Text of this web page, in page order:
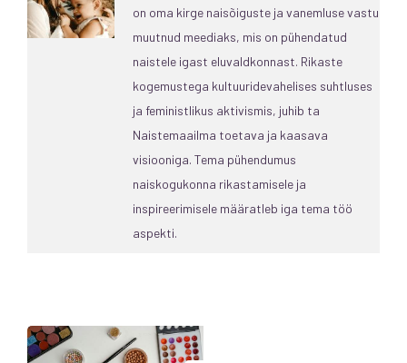
on oma kirge naisõiguste ja vanemluse vastu
muutnud meediaks, mis on pühendatud
naistele igast eluvaldkonnast. Rikaste
kogemustega kultuuridevahelises suhtluses
ja feministlikus aktivismis, juhib ta
Naistemaailma toetava ja kaasava
visiooniga. Tema pühendumus
naiskogukonna rikastamisele ja
inspireerimisele määratleb iga tema töö
aspekti.